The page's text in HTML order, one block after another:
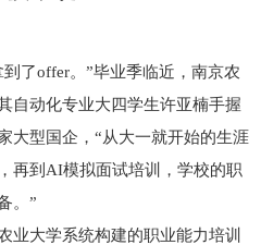
了offer。”毕业季临近，南京农
自动化专业大四学生许亚楠手握
大型国企，“从大一就开始的生涯
再到AI模拟面试培训，学校的职
。”
业大学系统构建的职业能力培训